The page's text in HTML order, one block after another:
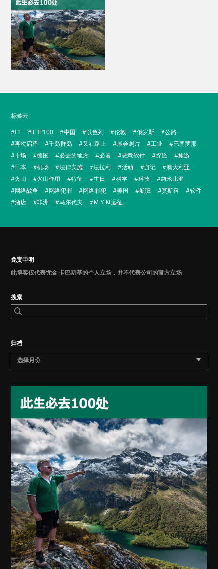
标签云
F1
TOP100 中国 以色列 伦敦 俄罗斯
公路
再次启程
千岛群岛 又在路上 展会照片 工业
巴塞罗那
市场
德国 必去的地方 必看 恶意软件 探险
旅游
日本
机场 法律实施 法拉利 活动 游记
澳大利亚
火山
火山作用 特征 生日 科学 科技
纳米比亚
网络战争
网络犯罪 网络罪犯 美国 航班 莫斯科
软件
酒店
非洲 马尔代夫 ＭＹＭ远征
免责申明
此博客仅代表尤金·卡巴斯基的个人立场，并不代表公司的官方立场
搜索
归档
选择月份